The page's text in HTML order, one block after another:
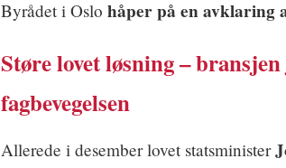
Byrådet i Oslo håper på en avklaring
Støre lovet løsning –
fagbevegelsen
Allerede i desember lovet statsminister